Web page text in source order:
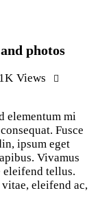
photos
1K Views
elementum mi
Fusce
ipsum eget
Vivamus
eleifend tellus.
eleifend ac,